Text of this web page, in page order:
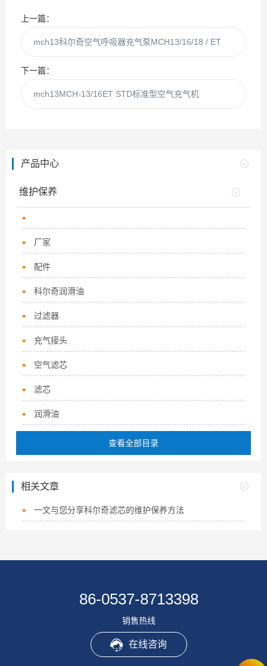
上一篇：
mch13科尔奇空气呼吸器充气泵MCH13/16/18 / ET
下一篇：
mch13MCH-13/16ET STD标准型空气充气机
产品中心
维护保养
厂家
配件
科尔奇润滑油
过滤器
充气接头
空气滤芯
滤芯
润滑油
查看全部目录
相关文章
一文与您分享科尔奇滤芯的维护保养方法
86-0537-8713398
销售热线
在线咨询